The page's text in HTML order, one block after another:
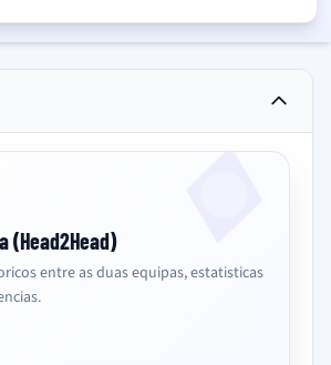
(Head2Head)
entre as duas equipas, estatisticas